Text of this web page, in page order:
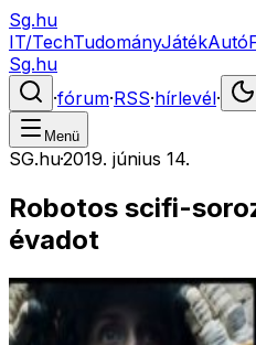
Sg.hu
IT/TechTudományJátékAutó
Sg.hu
·fórum·RSS·hírlevél·
Menü
SG.hu·2019. június 14.
Robotos scifi-
évadot